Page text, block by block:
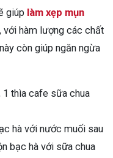
giúp làm xẹp mụn
với hàm lượng các chất
còn giúp ngăn ngừa
thìa cafe sữa chua
hà với nước muối sau
bạc hà với sữa chua